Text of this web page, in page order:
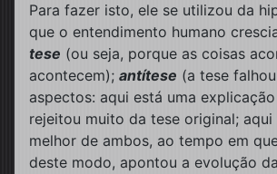
Para fazer isto, ele se utilizou da
que o entendimento humano
tese (ou seja, porque as coisas
acontecem); antítese (a tese
aspectos: aqui está uma
rejeitou muito da tese original;
melhor de ambos, ao tempo em
deste modo, apontou a evolução